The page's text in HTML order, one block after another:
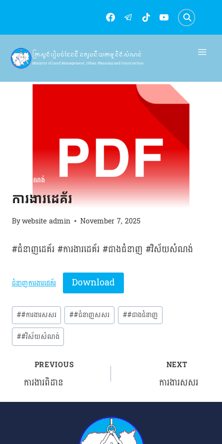
content
ក្រសួងរៀបចំដែនដី នគរូបនីយកម្ម និងសំណង់
Ministry of Land Management, Urban Planning and Construction
វិស័យសំណង់
ការងារដេគ័រ
Bywebsite admin November 7, 2025
#ជំនាញដេគ័រ #ការងារដេគ័រ #ជាងជំនាញ #វិស័យសំណង់
ជំនាញការងារដេគ័រ
Download
Post
Tags:
##ការងារសសរ ##ជំនាញសសរ ##ជាងជំនាញ
##វិស័យសំណង់
Post
navigation
PREVIOUS
ការងារពិដាន
NEXT
ការងារសសរ